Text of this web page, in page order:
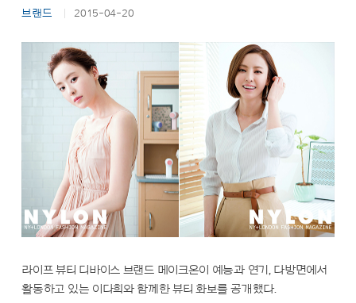
브랜드 2015-04-20
라이프 뷰티 디바이스 브랜드 메이크온이 예능과 연기, 다방면에서
활동하고 있는 이다희와 함께한 뷰티 화보를 공개했다.